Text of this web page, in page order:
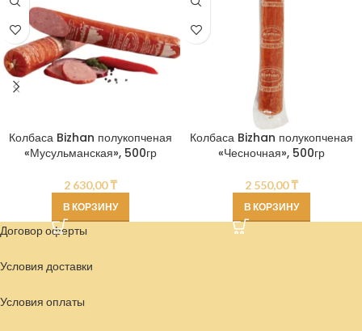
Колбаса Bizhan полукопченая
«Мусульманская», 500гр
2 630,00₸
В КОРЗИНУ
Колбаса Bizhan полукопченая
«Чесночная», 500гр
2 550,00₸
В КОРЗИНУ
Договор оферты
Условия доставки
Условия оплаты